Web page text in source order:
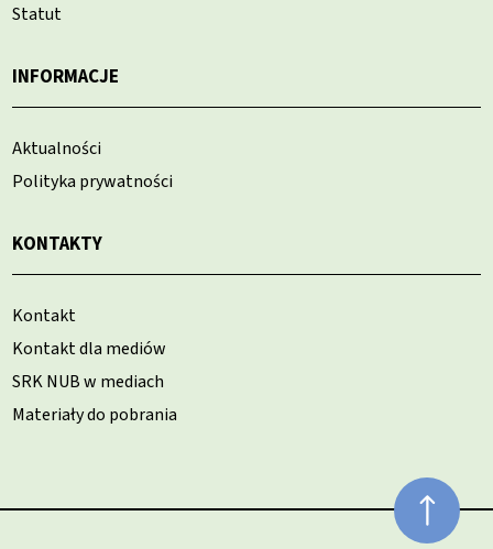
Statut
INFORMACJE
Aktualności
Polityka prywatności
KONTAKTY
Kontakt
Kontakt dla mediów
SRK NUB w mediach
Materiały do pobrania